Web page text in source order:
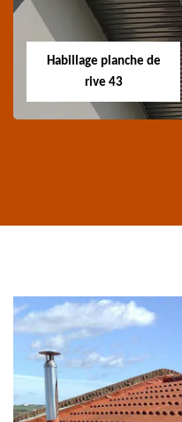
Spécialiste en
traitement de
Loire
Habillage planche de
rive 43
de rive 43
Haute-Loire